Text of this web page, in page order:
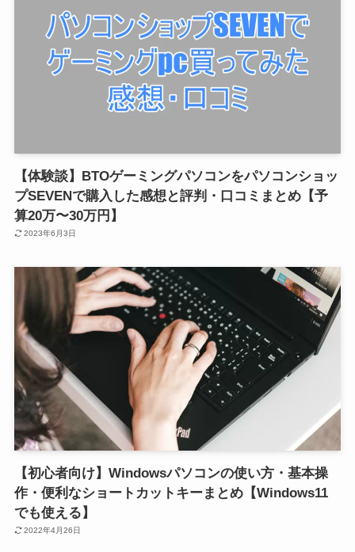
【体験談】BTOゲーミングパソコンをパソコンショッ
プSEVENで購入した感想と評判・口コミまとめ【予
算20万〜30万円】
2023年6月3日
【初心者向け】Windowsパソコンの使い方・基本操
作・便利なショートカットキーまとめ【Windows11
でも使える】
2022年4月26日